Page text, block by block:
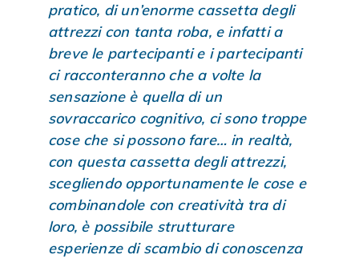
pratico, di un’enorme cassetta degli
attrezzi con tanta roba, e infatti a
breve le partecipanti e i partecipanti
ci racconteranno che a volte la
sensazione è quella di un
sovraccarico cognitivo, ci sono troppe
cose che si possono fare… in realtà,
con questa cassetta degli attrezzi,
scegliendo opportunamente le cose e
combinandole con creatività tra di
loro, è possibile strutturare
esperienze di scambio di conoscenza